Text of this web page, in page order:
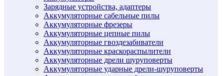
Зарядные устройства, адаптеры
Аккумуляторные сабельные пилы
Аккумуляторные фрезеры
Аккумуляторные цепные пилы
Аккумуляторные гвоздезабиватели
Аккумуляторные краскораспылители
Аккумуляторные дрели шуруповерты
Аккумуляторные ударные дрели-шуруповерты